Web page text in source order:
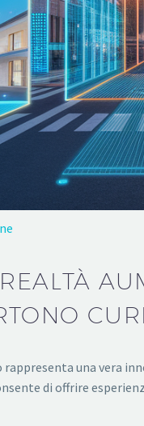
una vera
di offrire